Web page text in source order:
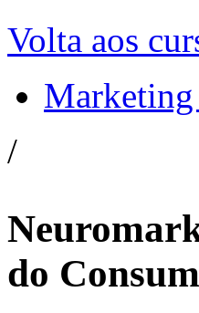
Volta aos
/
do